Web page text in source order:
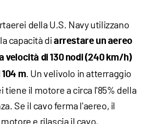
della U.S. Navy utilizzano
capacità diarrestare un aereo
velocità di 130 nodi (240 km/h)
m. Un velivolo in atterraggio
tiene il motore a circa l'85% della
Se il cavo ferma l'aereo, il
e rilascia il cavo,